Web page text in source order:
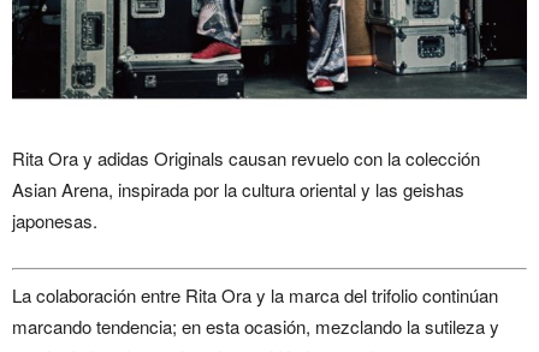
Rita Ora y adidas Originals causan revuelo con la colección
Asian Arena, inspirada por la cultura oriental y las geishas
japonesas.
La colaboración entre Rita Ora y la marca del trifolio continúan
marcando tendencia; en esta ocasión, mezclando la sutileza y